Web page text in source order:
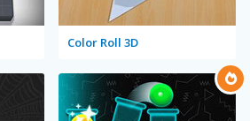
Color Roll 3D